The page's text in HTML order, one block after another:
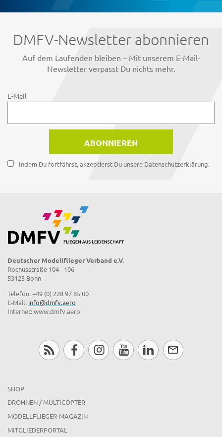
DMFV-Newsletter abonnieren
Auf dem Laufenden bleiben – Mit unserem E-Mail-
Newsletter verpasst Du nichts mehr.
E-Mail
Indem Du fortfährst, akzeptierst Du unsere Datenschutzerklärung.
Deutscher Modellflieger Verband e.V.
Rochusstraße 104 - 106
53123 Bonn
Telefon: +49 (0) 228 97 85 00
E-Mail: info@dmfv.aero
Internet: www.dmfv.aero
SHOP
DROHNEN / MULTICOPTER
MODELLFLIEGER-MAGAZIN
MITGLIEDERPORTAL